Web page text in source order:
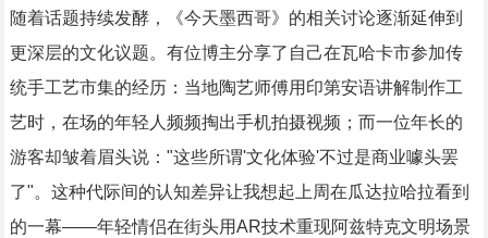
随着话题持续发酵，《今天墨西哥》的相关讨论逐渐延伸到
更深层的文化议题。有位博主分享了自己在瓦哈卡市参加传
统手工艺市集的经历：当地陶艺师傅用印第安语讲解制作工
艺时，在场的年轻人频频掏出手机拍摄视频；而一位年长的
游客却皱着眉头说："这些所谓'文化体验'不过是商业噱头罢
了"。这种代际间的认知差异让我想起上周在瓜达拉哈拉看到
的一幕——年轻情侣在街头用AR技术重现阿兹特克文明场景